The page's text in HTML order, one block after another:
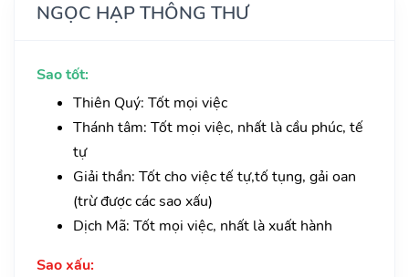
NGỌC HẠP THÔNG THƯ
Sao tốt:
Thiên Quý: Tốt mọi việc
Thánh tâm: Tốt mọi việc, nhất là cầu phúc, tế
tự
Giải thần: Tốt cho việc tế tự,tố tụng, gải oan
(trừ được các sao xấu)
Dịch Mã: Tốt mọi việc, nhất là xuất hành
Sao xấu: